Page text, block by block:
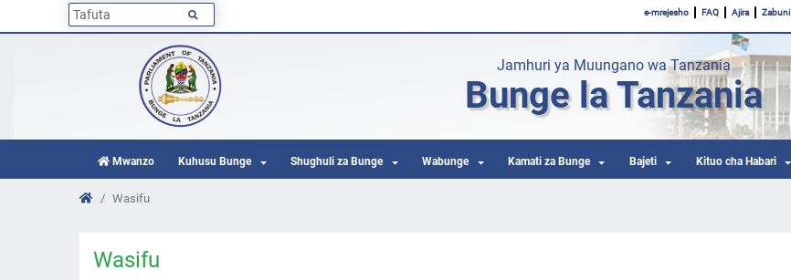
Zabuni
Ajira
FAQ
e-mrejesho
Jamhuri ya Muungano wa Tanzania
Bunge la Tanzania
Mwanzo Kuhusu Bunge Shughuli za Bunge Wabunge Kamati za Bunge Bajeti Kituo cha Habari
Wasifu
Wasifu